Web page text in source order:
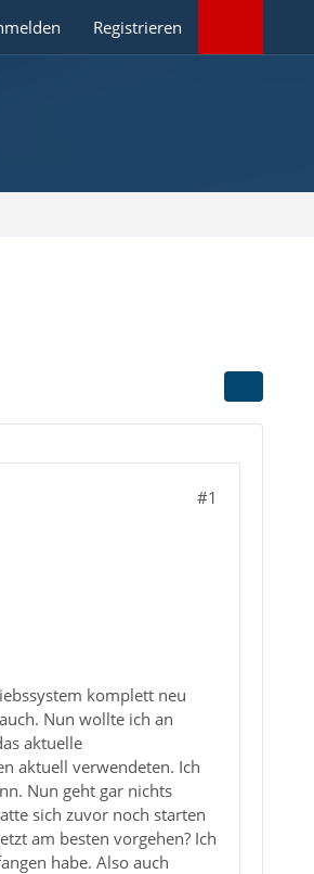
Registrieren
#1
komplett neu
Nun wollte ich an
aktuelle
aktuell verwendeten. Ich
Nun geht gar nichts
sich zuvor noch starten
am besten vorgehen? Ich
habe. Also auch